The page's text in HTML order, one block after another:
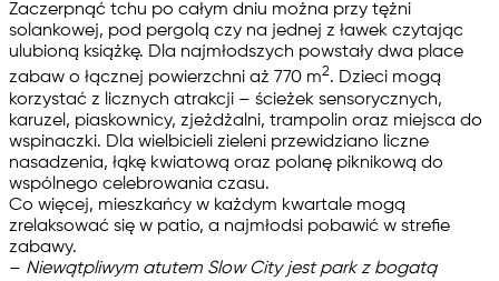
Zaczerpnąć tchu po całym dniu można przy tężni
solankowej, pod pergolą czy na jednej z ławek czytając
ulubioną książkę. Dla najmłodszych powstały dwa place
zabaw o łącznej powierzchni aż 770 m2. Dzieci mogą
korzystać z licznych atrakcji – ścieżek sensorycznych,
karuzel, piaskownicy, zjeżdżalni, trampolin oraz miejsca do
wspinaczki. Dla wielbicieli zieleni przewidziano liczne
nasadzenia, łąkę kwiatową oraz polanę piknikową do
wspólnego celebrowania czasu.
Co więcej, mieszkańcy w każdym kwartale mogą
zrelaksować się w patio, a najmłodsi pobawić w strefie
zabawy.
– Niewątpliwym atutem Slow City jest park z bogatą